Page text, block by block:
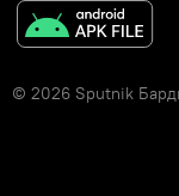
© 2026 Sputnik